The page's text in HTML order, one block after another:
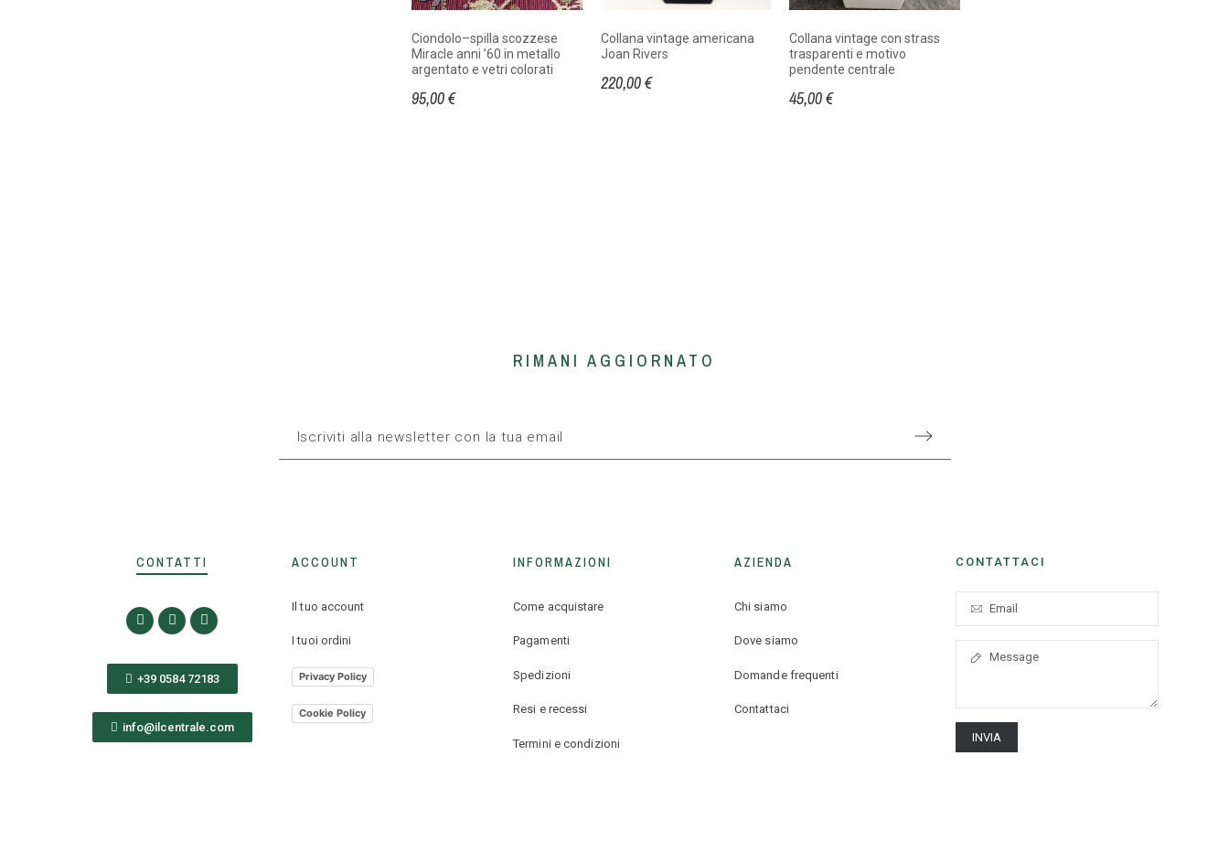
Ciondolo–spilla scozzese
Miracle anni ’60 in metallo
argentato e vetri colorati
95,00 €
Collana vintage americana
Joan Rivers
220,00 €
Collana vintage con strass
trasparenti e motivo
pendente centrale
45,00 €
RIMANI AGGIORNATO
CONTATTI
+39 0584 72183
info@ilcentrale.com
ACCOUNT
Il tuo account
I tuoi ordini
Privacy Policy
Cookie Policy
INFORMAZIONI
Come acquistare
Pagamenti
Spedizioni
Resi e recessi
Termini e condizioni
AZIENDA
Chi siamo
Dove siamo
Domande frequenti
Contattaci
CONTATTACI
INVIA